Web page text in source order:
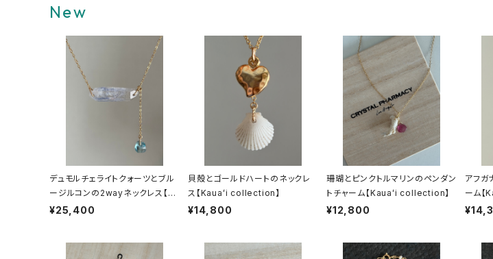
New
デュモルチェライトクォーツとブル
ージルコンの2wayネックレス【Ka
uaʻi collection】
¥25,400
貝殻とゴールドハートのネックレ
ス【Kauaʻi collection】
¥14,800
珊瑚とピンクトルマリンのペンダン
トチャーム【Kauaʻi collection】
¥12,800
アフガ
ーム【